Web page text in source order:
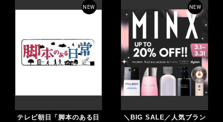
NEW
テレビ朝日「脚本のある日
NEW
＼BIG SALE／人気ブラン